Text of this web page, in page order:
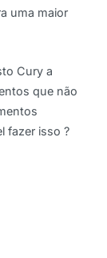
uma maior
Cury a
que não
fazer isso ?